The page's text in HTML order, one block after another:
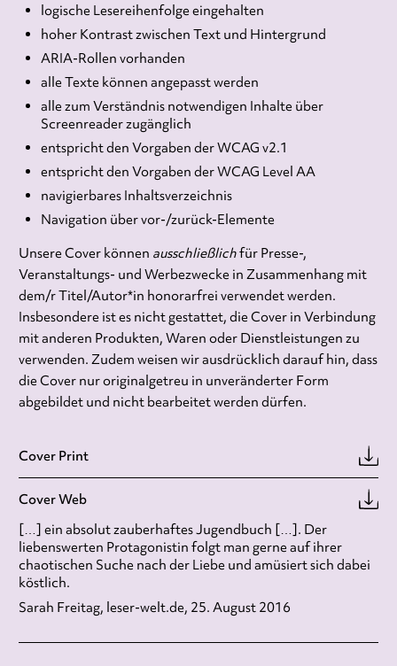
logische Lesereihenfolge eingehalten
hoher Kontrast zwischen Text und Hintergrund
ARIA-Rollen vorhanden
alle Texte können angepasst werden
alle zum Verständnis notwendigen Inhalte über
Screenreader zugänglich
entspricht den Vorgaben der WCAG v2.1
entspricht den Vorgaben der WCAG Level AA
navigierbares Inhaltsverzeichnis
Navigation über vor-/zurück-Elemente
Unsere Cover können ausschließlichfür Presse-,
Veranstaltungs- und Werbezwecke in Zusammenhang mit
dem/r Titel/Autor*in honorarfrei verwendet werden.
Insbesondere ist es nicht gestattet, die Cover in Verbindung
mit anderen Produkten, Waren oder Dienstleistungen zu
verwenden. Zudem weisen wir ausdrücklich darauf hin, dass
die Cover nur originalgetreu in unveränderter Form
abgebildet und nicht bearbeitet werden dürfen.
Cover Print
Cover Web
[…] ein absolut zauberhaftes Jugendbuch […]. Der
liebenswerten Protagonistin folgt man gerne auf ihrer
chaotischen Suche nach der Liebe und amüsiert sich dabei
köstlich.
Sarah Freitag, leser-welt.de, 25. August 2016